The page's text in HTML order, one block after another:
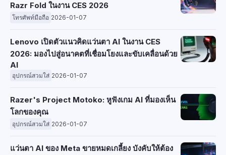
Razr Fold ในงาน CES 2026
โทรศัพท์มือถือ 2026-01-07
Lenovo เปิดตัวแนวคิดแว่นตา AI ในงาน CES
2026: มองไปสู่อนาคตที่เชื่อมโยงและขับเคลื่อนด้วย
AI
อุปกรณ์สวมใส่ 2026-01-07
Razer's Project Motoko: หูฟังเกม AI ที่มองเห็น
โลกของคุณ
อุปกรณ์สวมใส่ 2026-01-07
แว่นตา AI ของ Meta ขายหมดเกลี้ยง บังคับให้ต้อง